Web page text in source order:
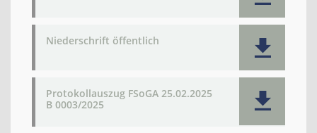
Niederschrift öffentlich
Protokollauszug FSoGA 25.02.2025
B 0003/2025